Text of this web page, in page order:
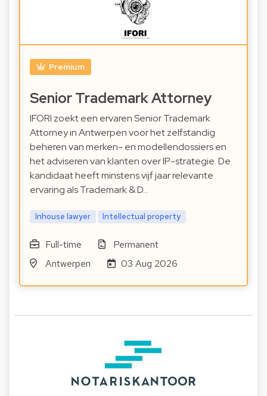
Premium
Senior Trademark Attorney
IFORI zoekt een ervaren Senior Trademark
Attorney in Antwerpen voor het zelfstandig
beheren van merken- en modellendossiers en
het adviseren van klanten over IP-strategie. De
kandidaat heeft minstens vijf jaar relevante
ervaring als Trademark & D…
Inhouse lawyer Intellectual property
Full-time
Permanent
Antwerpen
03 Aug 2026